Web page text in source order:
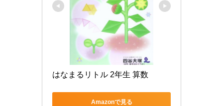
はなまるリトル 2年生 算数
Amazonで見る